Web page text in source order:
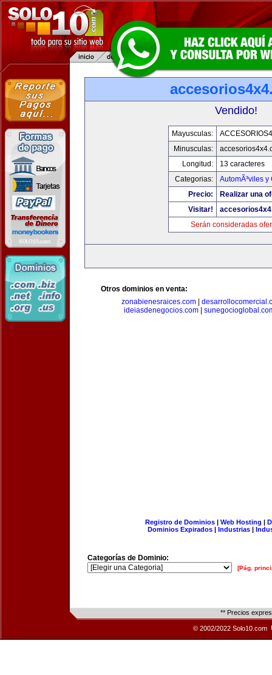
Vendido!
Mayusculas:
Minusculas:
Longitud:
13 caracteres
Categorias:
AutomÃ³viles y
Precio:
Realizar una
Visitar!
Serán consideradas
Otros dominios en venta:
zonabienesraices.com
ideiasdenegocios.com|
Registro de Dominios| Web Hosting |
Dominios Expirados | Industrias |
Categorías de Dominio:
[Pág.
** Precios
© 2002/2022 Solo10.com